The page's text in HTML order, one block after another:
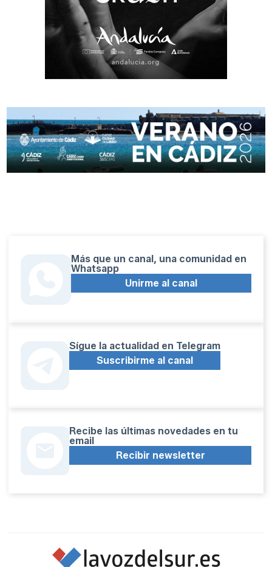
Más que un canal, una comunidad en
Whatsapp
Unirme al canal
Sígue la actualidad en Telegram
Suscribirme al canal
Recibe las últimas novedades en tu
email
Recibir newsletter